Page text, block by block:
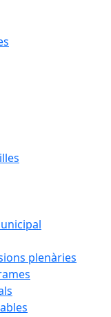
plenàries